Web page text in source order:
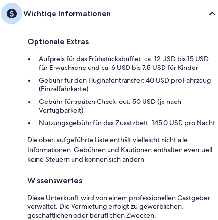
Wichtige Informationen
Optionale Extras
Aufpreis für das Frühstücksbuffet: ca. 12 USD bis 15 USD
für Erwachsene und ca. 6 USD bis 7.5 USD für Kinder
Gebühr für den Flughafentransfer: 40 USD pro Fahrzeug
(Einzelfahrkarte)
Gebühr für späten Check-out: 50 USD (je nach
Verfügbarkeit)
Nutzungsgebühr für das Zusatzbett: 145.0 USD pro Nacht
Die oben aufgeführte Liste enthält vielleicht nicht alle
Informationen. Gebühren und Kautionen enthalten eventuell
keine Steuern und können sich ändern.
Wissenswertes
Diese Unterkunft wird von einem professionellen Gastgeber
verwaltet. Die Vermietung erfolgt zu gewerblichen,
geschäftlichen oder beruflichen Zwecken.